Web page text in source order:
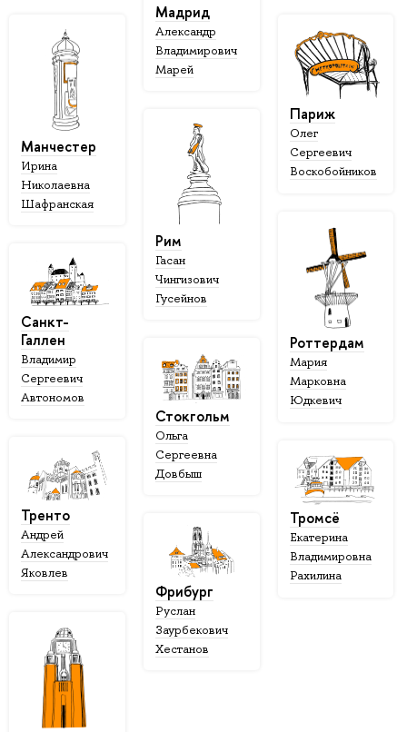
Мадрид
Александр
Владимирович
Марей
Манчестер
Ирина
Николаевна
Шафранская
Париж
Олег
Сергеевич
Воскобойников
Рим
Гасан
Чингизович
Гусейнов
Роттердам
Мария
Марковна
Юдкевич
Санкт-
Галлен
Владимир
Сергеевич
Автономов
Стокгольм
Ольга
Сергеевна
Довбыш
Тренто
Андрей
Александрович
Яковлев
Тромсё
Екатерина
Владимировна
Рахилина
Фрибург
Руслан
Заурбекович
Хестанов